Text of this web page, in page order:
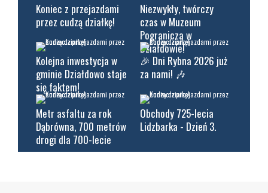
Koniec z przejazdami
przez cudzą działkę!
Niezwykły, twórczy
czas w Muzeum
Pogranicza w
Działdowie!
Kolejna inwestycja w
gminie Działdowo staje
się faktem!
🎉 Dni Rybna 2026 już
za nami! 🎶
Metr asfaltu za rok
Dąbrówna, 700 metrów
drogi dla 700-lecie
Obchody 725-lecia
Lidzbarka - Dzień 3.